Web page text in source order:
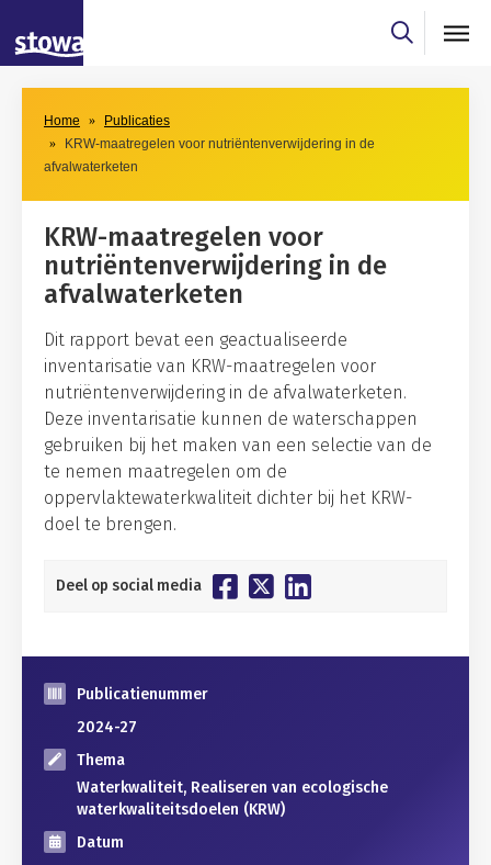
Skip to main content
Skip to main nav
Home
Publicaties
KRW-maatregelen voor nutriëntenverwijdering in de
afvalwaterketen
KRW-maatregelen voor
nutriëntenverwijdering in de
afvalwaterketen
Dit rapport bevat een geactualiseerde
inventarisatie van KRW-maatregelen voor
nutriëntenverwijdering in de afvalwaterketen.
Deze inventarisatie kunnen de waterschappen
gebruiken bij het maken van een selectie van de
te nemen maatregelen om de
oppervlaktewaterkwaliteit dichter bij het KRW-
doel te brengen.
Deel op social media
Publicatienummer
2024-27
Thema
Waterkwaliteit, Realiseren van ecologische
waterkwaliteitsdoelen (KRW)
Datum